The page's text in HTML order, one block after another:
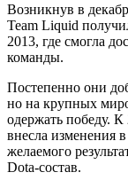
Возникнув в
Team Liquid
2013, где смогла
команды.
Постепенно они
но на крупных
одержать победу. К
внесла изменения
желаемого
Dotа-состав.